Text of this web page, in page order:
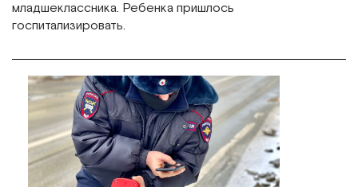
младшеклассника. Ребенка пришлось
госпитализировать.